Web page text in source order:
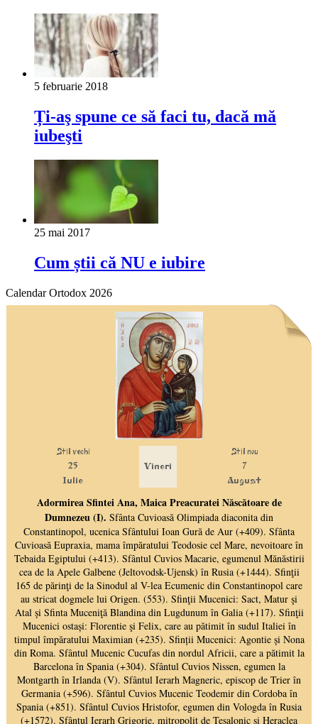
5 februarie 2018
Ți-aş spune ce să faci tu, dacă mă
iubeşti
25 mai 2017
Cum știi că NU e iubire
Calendar Ortodox 2026